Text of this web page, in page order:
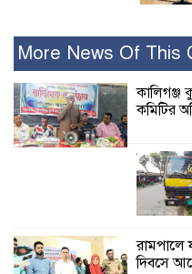
পাঁচ
মিলল
More News Of This
কালিগঞ্জ
কমিটির
রামপালে
দিবসে